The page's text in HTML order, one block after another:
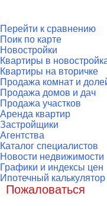
Перейти к сравнению
Поик по карте
Новостройки
Квартиры в
Квартиры на вторичке
Продажа комнат и
Продажа домов и дач
Продажа участков
Аренда квартир
Застройщики
Агентства
Каталог специалистов
Новости недвижимости
Графики и индексы цен
Ипотечный калькулятор
Пожаловаться